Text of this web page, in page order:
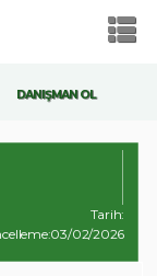
DANIŞMAN OL
Tarih:
02/2026